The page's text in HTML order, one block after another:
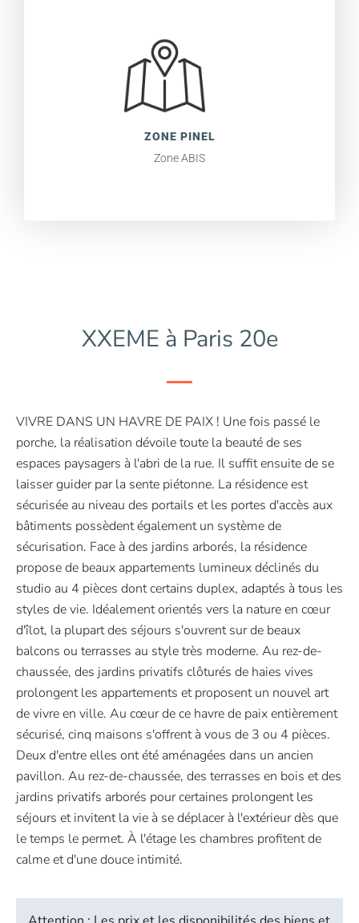
ZONE PINEL
Zone ABIS
XXEME à Paris 20e
VIVRE DANS UN HAVRE DE PAIX ! Une fois passé le
porche, la réalisation dévoile toute la beauté de ses
espaces paysagers à l'abri de la rue. Il suffit ensuite de se
laisser guider par la sente piétonne. La résidence est
sécurisée au niveau des portails et les portes d'accès aux
bâtiments possèdent également un système de
sécurisation. Face à des jardins arborés, la résidence
propose de beaux appartements lumineux déclinés du
studio au 4 pièces dont certains duplex, adaptés à tous les
styles de vie. Idéalement orientés vers la nature en cœur
d'îlot, la plupart des séjours s'ouvrent sur de beaux
balcons ou terrasses au style très moderne. Au rez-de-
chaussée, des jardins privatifs clôturés de haies vives
prolongent les appartements et proposent un nouvel art
de vivre en ville. Au cœur de ce havre de paix entièrement
sécurisé, cinq maisons s'offrent à vous de 3 ou 4 pièces.
Deux d'entre elles ont été aménagées dans un ancien
pavillon. Au rez-de-chaussée, des terrasses en bois et des
jardins privatifs arborés pour certaines prolongent les
séjours et invitent la vie à se déplacer à l'extérieur dès que
le temps le permet. À l'étage les chambres profitent de
calme et d'une douce intimité.